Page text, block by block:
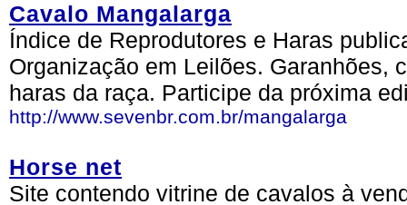
Cavalo Mangalarga
Índice de Reprodutores e Haras
Organização em Leilões. Garanhões,
haras da raça. Participe da próxima
http://www.sevenbr.com.br/mangalarga
Horse net
Site contendo vitrine de cavalos à